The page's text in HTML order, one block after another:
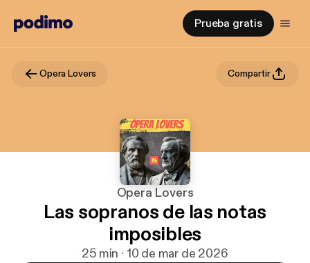
Prueba gratis
Opera Lovers Compartir
Opera Lovers
Las sopranos de las notas
imposibles
25 min · 10 de mar de 2026